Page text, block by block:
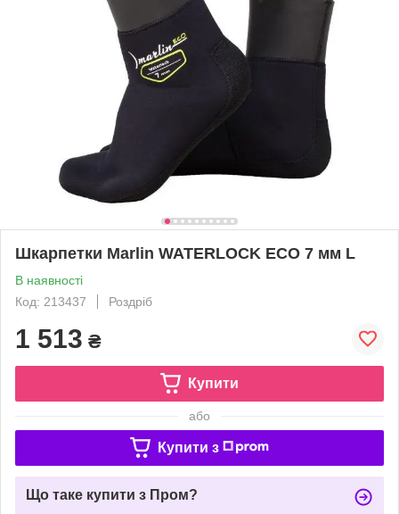
Шкарпетки Marlin WATERLOCK ECO 7 мм L
В наявності
Код: 213437
Роздріб
1 513 ₴
Купити
або
Купити з
Що таке купити з Пром?